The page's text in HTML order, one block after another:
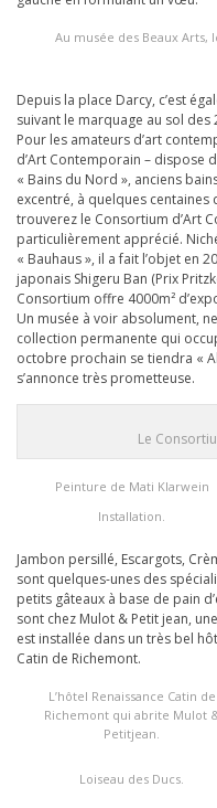
Au musée des Beaux Arts,
Depuis la place Darcy, c’est
suivant le marquage au sol
Pour les amateurs d’art
d’Art Contemporain – dispose
« Bains du Nord », anciens
excentré, à quelques
trouverez le Consortium d’Art
particulièrement apprécié.
« Bauhaus », il a fait l’objet en
japonais Shigeru Ban (Prix
Consortium offre 4000m²
Un musée à voir absolument,
collection permanente qui
octobre prochain se tiendra «
s’annonce très prometteuse.
Le
Peinture de Mati Klarwein
Installation.
Jambon persillé, Escargots,
sont quelques-unes des
petits gâteaux à base de pain
sont chez Mulot & Petit jean,
est installée dans un très bel
Catin de Richemont.
L’hôtel Renaissance Catin de
Richemont qui abrite Mulot
Petitjean.
Loiseau des Ducs.